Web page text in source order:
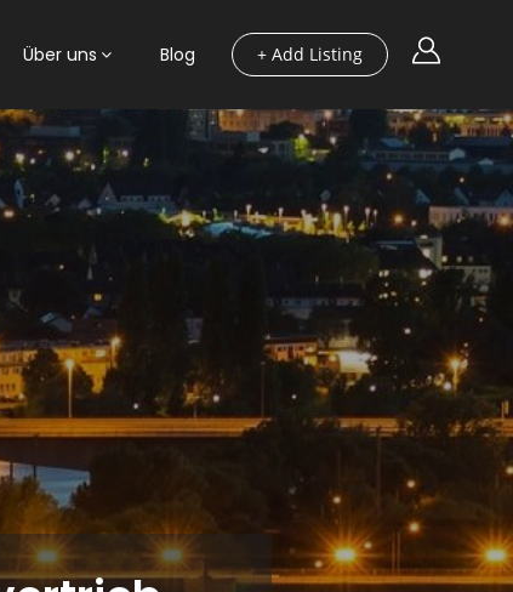
+ Add Listing
Über uns Blog